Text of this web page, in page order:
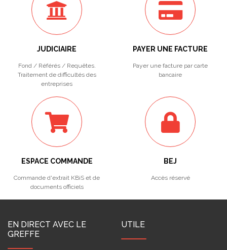
JUDICIAIRE
Fond / Référés / Requêtes.
Traitement de difficultés des
entreprises
PAYER UNE FACTURE
Payer une facture par carte
bancaire
ESPACE COMMANDE
Commande d'extrait KBiS et de
documents officiels
BEJ
Accès réservé
EN DIRECT AVEC LE
GREFFE
UTILE